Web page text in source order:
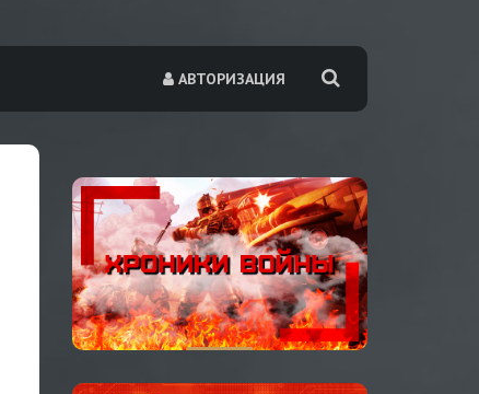
АВТОРИЗАЦИЯ